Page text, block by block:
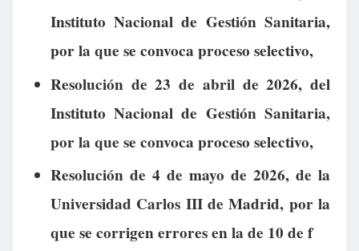
Instituto Nacional de Gestión Sanitaria,
por la que se convoca proceso selectivo,
Resolución de 23 de abril de 2026, del
Instituto Nacional de Gestión Sanitaria,
por la que se convoca proceso selectivo,
Resolución de 4 de mayo de 2026, de la
Universidad Carlos III de Madrid, por la
que se corrigen errores en la de 10 de f